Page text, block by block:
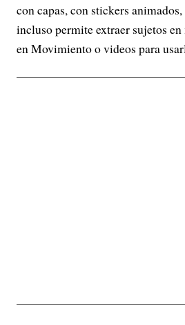
con capas, con stickers
incluso permite extraer sujetos
en Movimiento o videos para